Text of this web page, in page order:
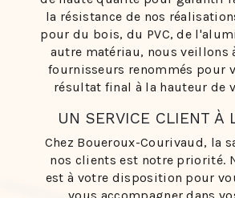
la résistance de nos
pour du bois, du PVC, de
autre matériau, nous veillons
fournisseurs renommés pour
résultat final à la hauteur de
UN SERVICE CLIENT À
Chez Boueroux-Courivaud, la
nos clients est notre priorité.
est à votre disposition pour